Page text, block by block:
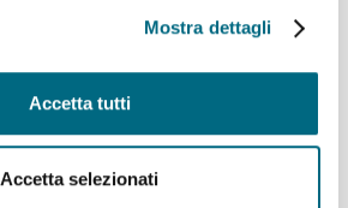
Mostra dettagli
Accetta tutti
Accetta selezionati